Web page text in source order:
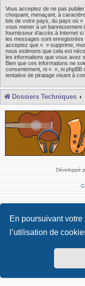
En poursuivant
l’utilisation de
Vous acceptez de ne pas
choquant, menaçant, à
lois de votre pays, du pays où
vous mener à un bannissement
fournisseur d’accès à Internet
les messages sont
acceptez que « » supprime,
nous estimons que cela est
les informations que vous avez
Bien que ces informations ne
consentement, ni « », ni phpBB
tentative de piratage visant à
Dossiers Techniques
Développé